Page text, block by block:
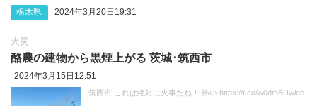
栃木県 2024年3月20日19:31
火災
酪農の建物から黒煙上がる 茨城･筑西市
2024年3月15日12:51
筑西市 これは絶対に火事だね！ 怖い https://t.co/w0dmBUwiee